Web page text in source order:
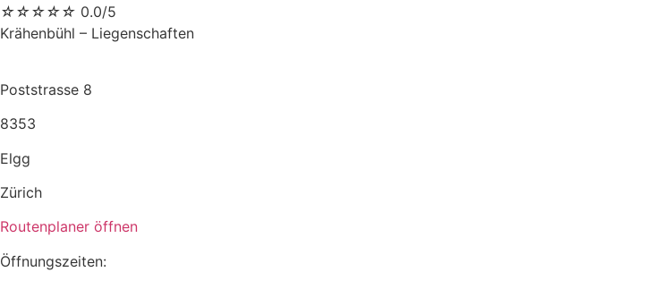
☆☆☆☆☆ 0.0/5
Krähenbühl – Liegenschaften
Poststrasse 8
8353
Elgg
Zürich
Routenplaner öffnen
Öffnungszeiten: